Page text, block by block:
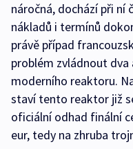
náročná, dochází při ní
nákladů i termínů
právě případ
problém zvládnout
moderního reaktoru.
staví tento reaktor již
oficiální odhad finální
eur, tedy na zhruba